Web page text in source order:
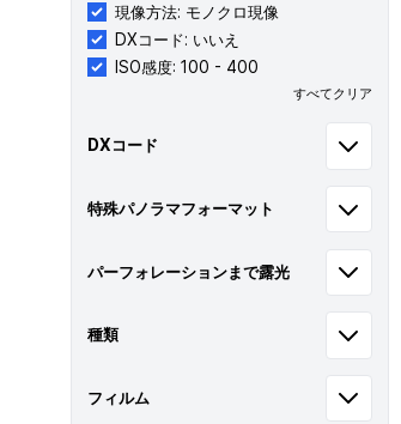
現像方法: モノクロ現像
DXコード: いいえ
ISO感度: 100 - 400
すべてクリア
DXコード
特殊パノラマフォーマット
パーフォレーションまで露光
種類
フィルム